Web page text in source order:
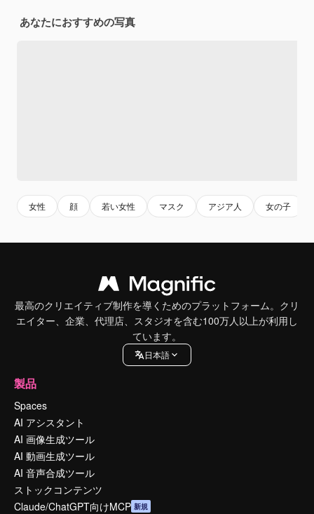
あなたにおすすめの写真
女性 顔 若い女性 マスク アジア人 女の子
最高のクリエイティブ制作を導くためのプラットフォーム。クリ
エイター、企業、代理店、スタジオを含む100万人以上が利用し
ています。
日本語
製品
Spaces
AI アシスタント
AI 画像生成ツール
AI 動画生成ツール
AI 音声合成ツール
ストックコンテンツ
Claude/ChatGPT向けMCP 新規